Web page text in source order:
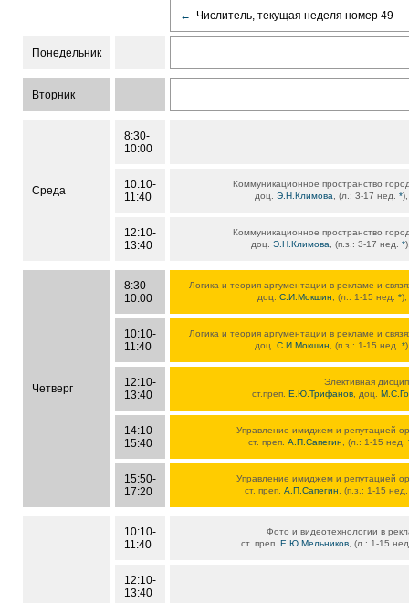
← Числитель, текущая неделя номер 49
Понедельник
Вторник
Среда
8:30-
10:00
10:10-
11:40
Коммуникационное пространство
доц. Э.Н.Климова , (л.: 3-17 нед. *
12:10-
13:40
Коммуникационное пространство
доц.Э.Н.Климова , (п.з.: 3-17 нед.*
Четверг
8:30-
10:00
Логика и теория аргументации в рекламе и
доц.С.И.Мокшин , (л.: 1-15 нед.*
10:10-
11:40
Логика и теория аргументации в рекламе и
доц. С.И.Мокшин , (п.з.: 1-15 нед. *
12:10-
13:40
Элективная
ст.преп. Е.Ю.Трифанов , доц.
14:10-
15:40
Управление имиджем и репутацией
ст. преп. А.П.Сапегин , (л.: 1-15 нед.
15:50-
17:20
Управление имиджем и репутацией
ст. преп.А.П.Сапегин , (п.з.: 1-15
10:10-
11:40
Фото и видеотехнологии в
ст. преп.Е.Ю.Мельников , (л.: 1-15
12:10-
13:40